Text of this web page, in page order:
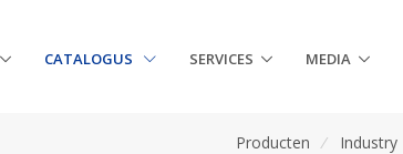
CATALOGUS SERVICES MEDIA
Producten / Industry